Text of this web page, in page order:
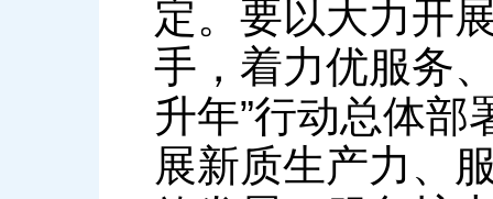
定。要以大力开
手，着力优服务
升年”行动总体
展新质生产力、